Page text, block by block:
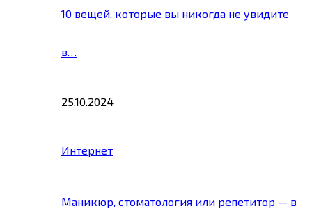
10 вещей, которые вы никогда не увидите
в…
25.10.2024
Интернет
Маникюр, стоматология или репетитор — в